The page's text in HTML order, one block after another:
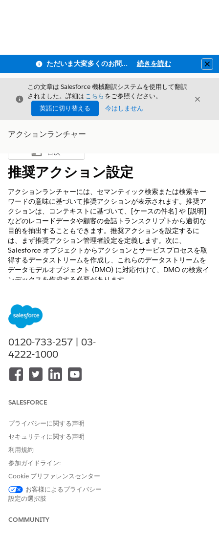
ただいま大変多くのお問い合わせをいただいており、ご連絡までにお時間を頂戴しております 続きを読む
閉じる
この文章は Salesforce 機械翻訳システムを使用して翻訳
されました。詳細はこちら をご参照ください。
英語に切り替える
今はしません
閉じる
アクションランチャー
目次を表示
目次
推奨アクション設定
アクションランチャーには、セマンティック検索または検索キー
ワードの意味に基づいて推奨アクションが表示されます。推奨ア
クションは、コンテキストに基づいて、[ケースの件名] や [説明]
などのレコードデータや顧客の会話トランスクリプトから適切な
目的を抽出することもできます。推奨アクションを設定するに
は、まず推奨アクション管理者設定を定義します。次に、
Salesforce オブジェクトからアクションとサービスプロセスを取
得するデータストリームを作成し、これらのデータストリームを
データモデルオブジェクト (DMO) に対応付けて、DMO の検索イ
ンデックスを作成する必要があります。
使用可能なインターフェース: Lightning Experience
使用可能なエディション:
Edition、ProfessionalEdition、
UnlimitedEdition
推奨アクションの有効化
効にします。
データストリーム設定
推奨レコード選択可能なアクションと推奨サービスプロセスデ
ータキットをインストールして、データストリームを設定しま
す。これらのキットは、データを移動するための事前作成済み
レシピと考えてください。データストリームは、使用可能なア
クションとサービスプロセスに関する情報を既存の
化された整理された形式に自動的に対応付けて、すぐに使用で
きるようにします。
アクションランチャーの推奨アクションの検索インデックス
0120-733-257 | 03-
4222-1000
SALESFORCE
プライバシーに関する声明
セキュリティに関する声明
利用規約
参加ガイドライン:
Cookie プリファレンスセンター
お客様によるプライバシー
設定の選択肢
COMMUNITY